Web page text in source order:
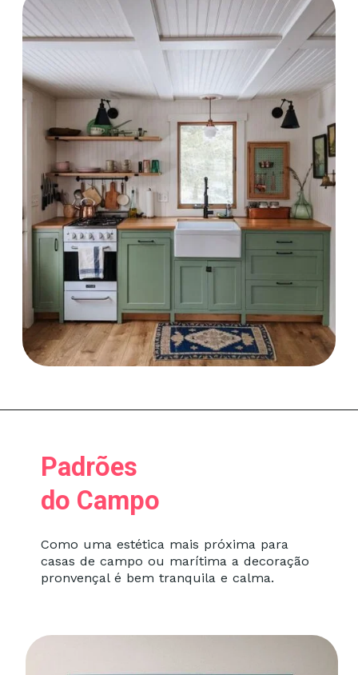
Como uma estética mais próxima para
casas de campo ou marítima a decoração
pronvençal é bem tranquila e calma.
Padrões
do Campo